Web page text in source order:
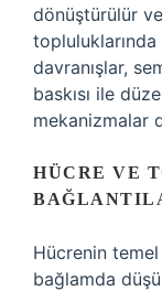
dönüştürülür
davranışlar,
baskısı ile
mekanizmalar
HÜCRE VE
Hücrenin temel
bağlamda